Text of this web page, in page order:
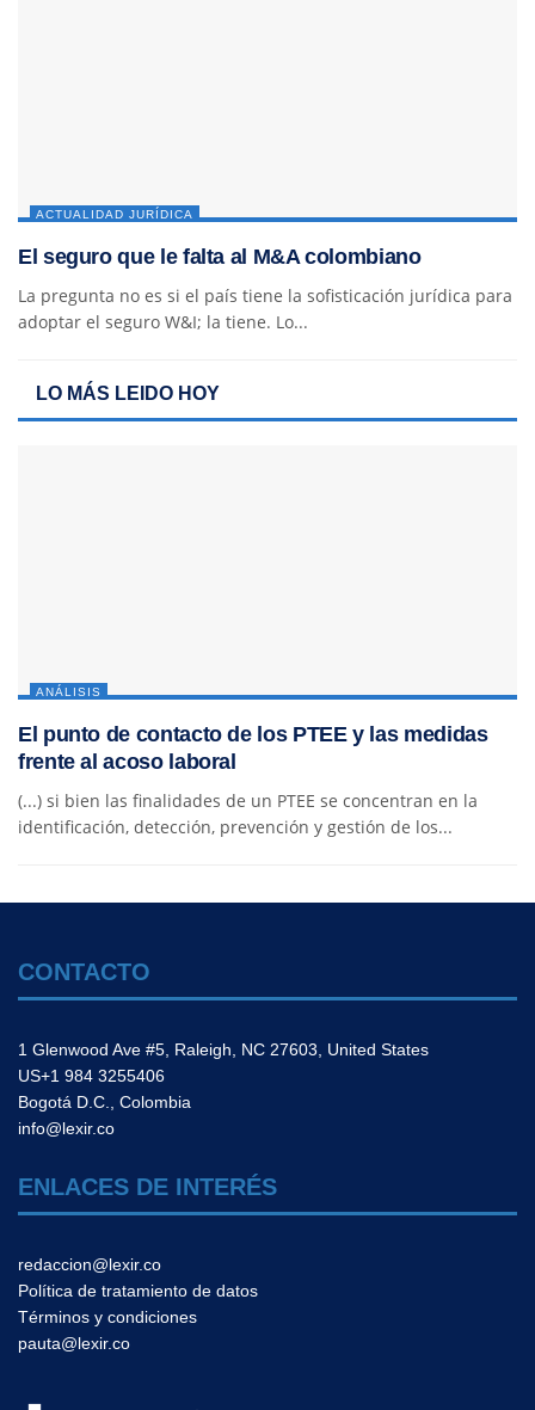
ACTUALIDAD JURÍDICA
El seguro que le falta al M&A colombiano
La pregunta no es si el país tiene la sofisticación jurídica para
adoptar el seguro W&I; la tiene. Lo...
LO MÁS LEIDO HOY
ANÁLISIS
El punto de contacto de los PTEE y las medidas
frente al acoso laboral
(...) si bien las finalidades de un PTEE se concentran en la
identificación, detección, prevención y gestión de los...
CONTACTO
1 Glenwood Ave #5, Raleigh, NC 27603, United States
US+1 984 3255406
Bogotá D.C., Colombia
info@lexir.co
ENLACES DE INTERÉS
redaccion@lexir.co
Política de tratamiento de datos
Términos y condiciones
pauta@lexir.co